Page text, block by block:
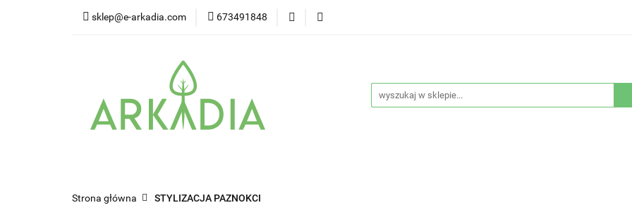
sklep@e-arkadia.com 673491848
Kategorie Producenci
Strona główna STYLIZACJA PAZNOKCI